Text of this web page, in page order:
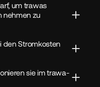
um trawas
nehmen zu
den Stromkosten
sie im trawa-